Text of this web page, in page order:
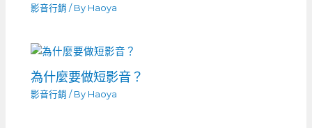
影音行銷 / By Haoya
為什麼要做短影音？
影音行銷 / By Haoya